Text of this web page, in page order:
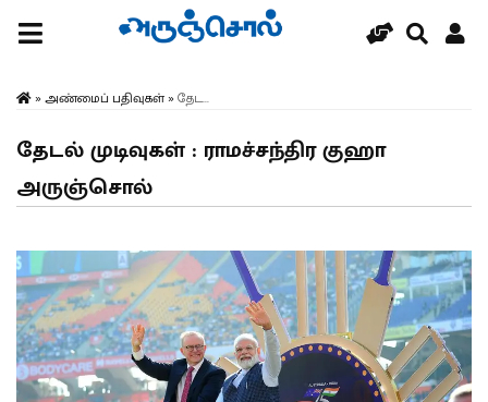
» அண்மைப் பதிவுகள்» தேட...
தேடல் முடிவுகள் : ராமச்சந்திர குஹா
அருஞ்சொல்